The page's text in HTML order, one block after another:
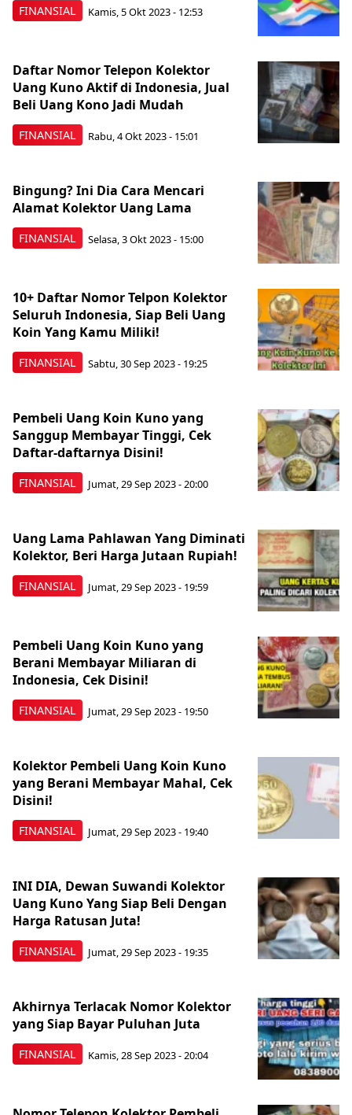
FINANSIAL Kamis, 5 Okt 2023 - 12:53
FINANSIAL
Daftar Nomor Telepon Kolektor
Uang Kuno Aktif di Indonesia, Jual
Beli Uang Kono Jadi Mudah
Rabu, 4 Okt 2023 - 15:01
FINANSIAL
Bingung? Ini Dia Cara Mencari
Alamat Kolektor Uang Lama
Selasa, 3 Okt 2023 - 15:00
FINANSIAL
10+ Daftar Nomor Telpon Kolektor
Seluruh Indonesia, Siap Beli Uang
Koin Yang Kamu Miliki!
Sabtu, 30 Sep 2023 - 19:25
FINANSIAL
Pembeli Uang Koin Kuno yang
Sanggup Membayar Tinggi, Cek
Daftar-daftarnya Disini!
Jumat, 29 Sep 2023 - 20:00
FINANSIAL
Uang Lama Pahlawan Yang Diminati
Kolektor, Beri Harga Jutaan Rupiah!
Jumat, 29 Sep 2023 - 19:59
FINANSIAL
Pembeli Uang Koin Kuno yang
Berani Membayar Miliaran di
Indonesia, Cek Disini!
Jumat, 29 Sep 2023 - 19:50
FINANSIAL
Kolektor Pembeli Uang Koin Kuno
yang Berani Membayar Mahal, Cek
Disini!
Jumat, 29 Sep 2023 - 19:40
FINANSIAL
INI DIA, Dewan Suwandi Kolektor
Uang Kuno Yang Siap Beli Dengan
Harga Ratusan Juta!
Jumat, 29 Sep 2023 - 19:35
FINANSIAL
Akhirnya Terlacak Nomor Kolektor
yang Siap Bayar Puluhan Juta
Kamis, 28 Sep 2023 - 20:04